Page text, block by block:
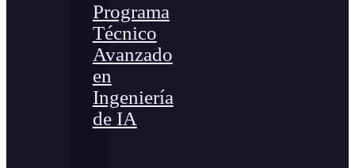
Programa
Técnico
Avanzado
en
Ingeniería
de IA